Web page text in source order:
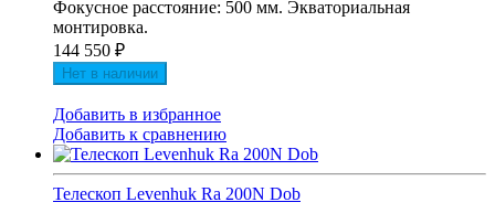
Фокусное расстояние: 500 мм. Экваториальная
монтировка.
144 550 ₽
Нет в наличии
Добавить в избранное
Добавить к сравнению
Телескоп Levenhuk Ra 200N Dob